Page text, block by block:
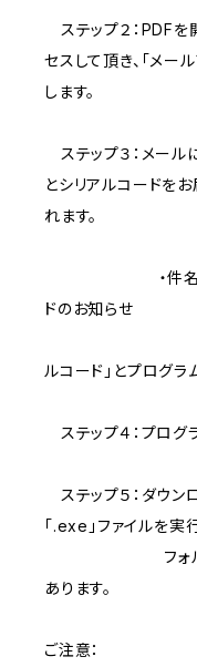
ステップ２：PDFを
セスして頂き、「メー
します。
ステップ３：メール
とシリアルコードを
れます。
・件名：Xプレ
ドのお知らせ
＞＞＞イ
ルコード」とプログラ
ステップ４：プログ
ステップ５：ダウン
「.exe」ファイルを実
フォルダ内に
あります。
ご注意：